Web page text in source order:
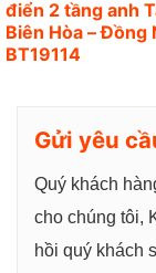
điển 2 tầng anh
Biên Hòa – Đồng
BT19114
Gửi yêu
Quý khách
cho chúng tôi,
hồi quý khách